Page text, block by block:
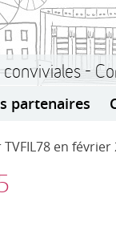
-
partenaires
en février